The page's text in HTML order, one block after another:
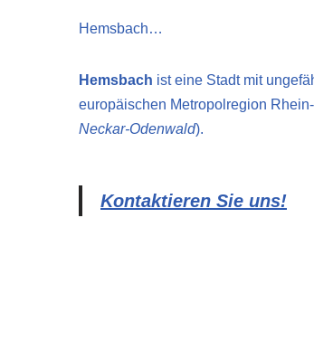
Hemsbach…
Hemsbach ist eine Stadt mit
europäischen Metropolregion
Neckar-Odenwald).
Kontaktieren Sie uns!